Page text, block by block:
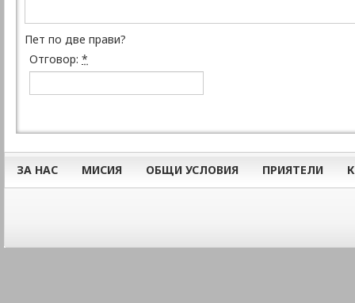
Пет по две прави?
Отговор: *
ЗА НАС МИСИЯ ОБЩИ УСЛОВИЯ ПРИЯТЕЛИ